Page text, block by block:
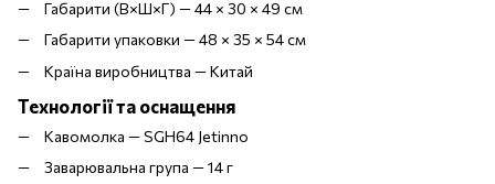
Габарити (В×Ш×Г) — 44 × 30 × 49 см
Габарити упаковки — 48 × 35 × 54 см
Країна виробництва — Китай
Технології та оснащення
Кавомолка — SGH64 Jetinno
Заварювальна група — 14 г